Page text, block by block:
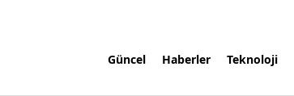
Güncel Haberler Teknoloji